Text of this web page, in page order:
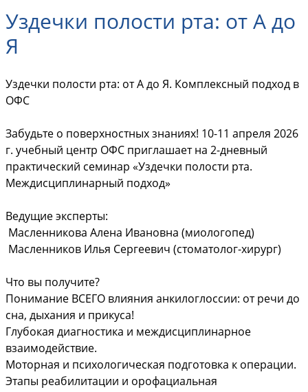
Уздечки полости рта: от А до
Я
Уздечки полости рта: от А до Я. Комплексный подход в
ОФС
Забудьте о поверхностных знаниях! 10-11 апреля 2026
г. учебный центр ОФС приглашает на 2-дневный
практический семинар «Уздечки полости рта.
Междисциплинарный подход»
Ведущие эксперты:
Масленникова Алена Ивановна (миологопед)
Масленников Илья Сергеевич (стоматолог-хирург)
Что вы получите?
Понимание ВСЕГО влияния анкилоглоссии: от речи до
сна, дыхания и прикуса!
Глубокая диагностика и междисциплинарное
взаимодействие.
Моторная и психологическая подготовка к операции.
Этапы реабилитации и орофациальная